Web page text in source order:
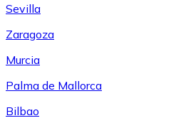
Sevilla
Zaragoza
Murcia
Palma de Mallorca
Bilbao